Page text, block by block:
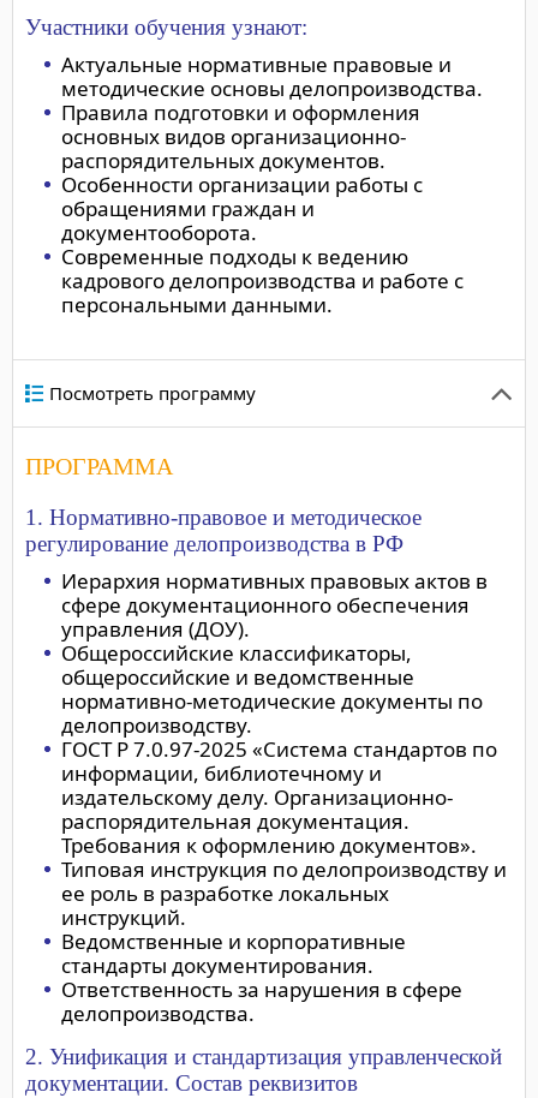
Участники обучения узнают:
Актуальные нормативные правовые и
методические основы делопроизводства.
Правила подготовки и оформления
основных видов организационно-
распорядительных документов.
Особенности организации работы с
обращениями граждан и
документооборота.
Современные подходы к ведению
кадрового делопроизводства и работе с
персональными данными.
Посмотреть программу
ПРОГРАММА
1. Нормативно-правовое и методическое
регулирование делопроизводства в РФ
Иерархия нормативных правовых актов в
сфере документационного обеспечения
управления (ДОУ).
Общероссийские классификаторы,
общероссийские и ведомственные
нормативно-методические документы по
делопроизводству.
ГОСТ Р 7.0.97-2025 «Система стандартов по
информации, библиотечному и
издательскому делу. Организационно-
распорядительная документация.
Требования к оформлению документов».
Типовая инструкция по делопроизводству и
ее роль в разработке локальных
инструкций.
Ведомственные и корпоративные
стандарты документирования.
Ответственность за нарушения в сфере
делопроизводства.
2. Унификация и стандартизация управленческой
документации. Состав реквизитов